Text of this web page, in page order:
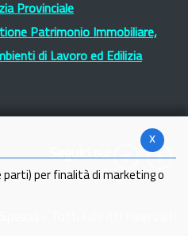
Provinciale
Patrimonio Immobiliare,
di Lavoro ed Edilizia
Seguici su:
x
parti) per finalità di marketing o